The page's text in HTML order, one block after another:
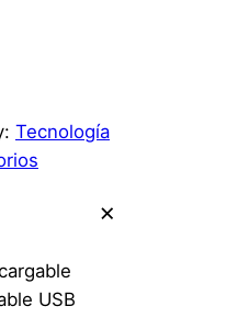
Tecnología
USB